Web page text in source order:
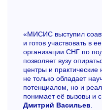
«МИСИС выступил
и готов участвовать в
организации СНГ по
позволяет вузу
центры и практические
не только обладает
потенциалом, но и
понимает её вызовы и
Дмитрий Васильев